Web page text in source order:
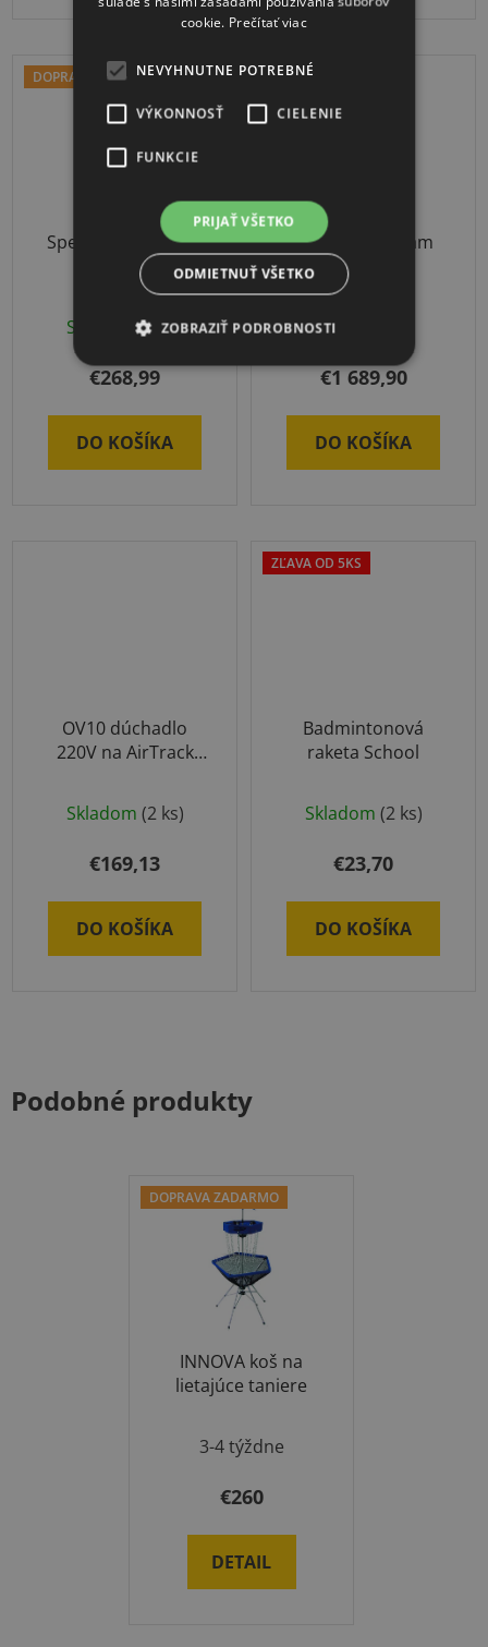
DOPRAVA ZADARMO
Spectrum trenažér
presnosti
Skladom(1 ks)
€268,99
DO KOŠÍKA
DOPRAVA ZADARMO
RinoSet program
3-4 týždne
€1 689,90
DO KOŠÍKA
OV10 dúchadlo
220V na AirTrack
Skladom (2 ks)
€169,13
DO KOŠÍKA
ZĽAVA OD 5KS
Badmintonová
raketa School
Skladom (2 ks)
€23,70
DO KOŠÍKA
Podobné produkty
DOPRAVA ZADARMO
INNOVA koš na
lietajúce taniere
3-4 týždne
€260
DETAIL
cookie. Prečítať viac
NEVYHNUTNE POTREBNÉ
VÝKONNOSŤ CIELENIE
FUNKCIE
PRIJAŤ VŠETKO
ODMIETNUŤ VŠETKO
ZOBRAZIŤ PODROBNOSTI